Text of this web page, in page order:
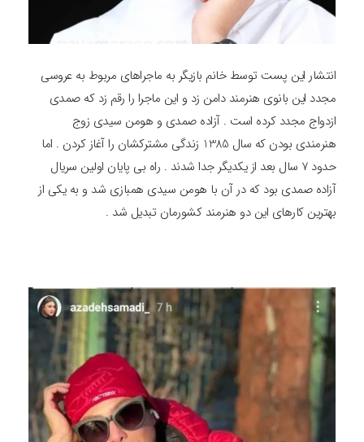
انتشار این پست توسط خانم بازیگر به ماجراهای مربوط به عروسی
مجدد این بانوی هنرمند دامن زد و این ماجرا را رقم زد که صمدی
ازدواج مجدد کرده است . آزاده صمدی و هومن سیدی زوج
هنرمندی بودن که سال 1385 زندگی مشترکشان را آغاز کردن . اما
حدود 7 سال بعد از یکدیگر جدا شدند . راه بی پایان اولین سریال
آزاده صمدی بود که در آن با هومن سیدی همبازی شد و به یکی از
بهترین کارهای این دو هنرمند کشورمان تبدیل شد .